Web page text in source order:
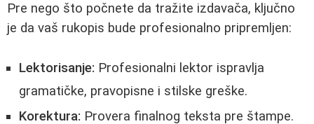
Pre nego što počnete da tražite izdavača, ključno
je da vaš rukopis bude profesionalno pripremljen:
Lektorisanje: Profesionalni lektor ispravlja
gramatičke, pravopisne i stilske greške.
Korektura: Provera finalnog teksta pre štampe.